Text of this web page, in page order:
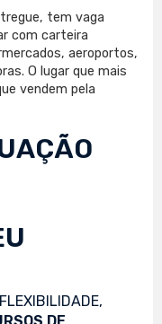
tem vaga
com carteira
aeroportos,
O lugar que mais
vendem pela
DE